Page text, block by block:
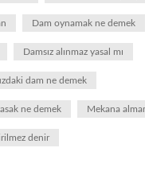
Dam oynamak ne demek
Damsız alınmaz yasal mı
dam ne demek
ne demek Mekana
denir